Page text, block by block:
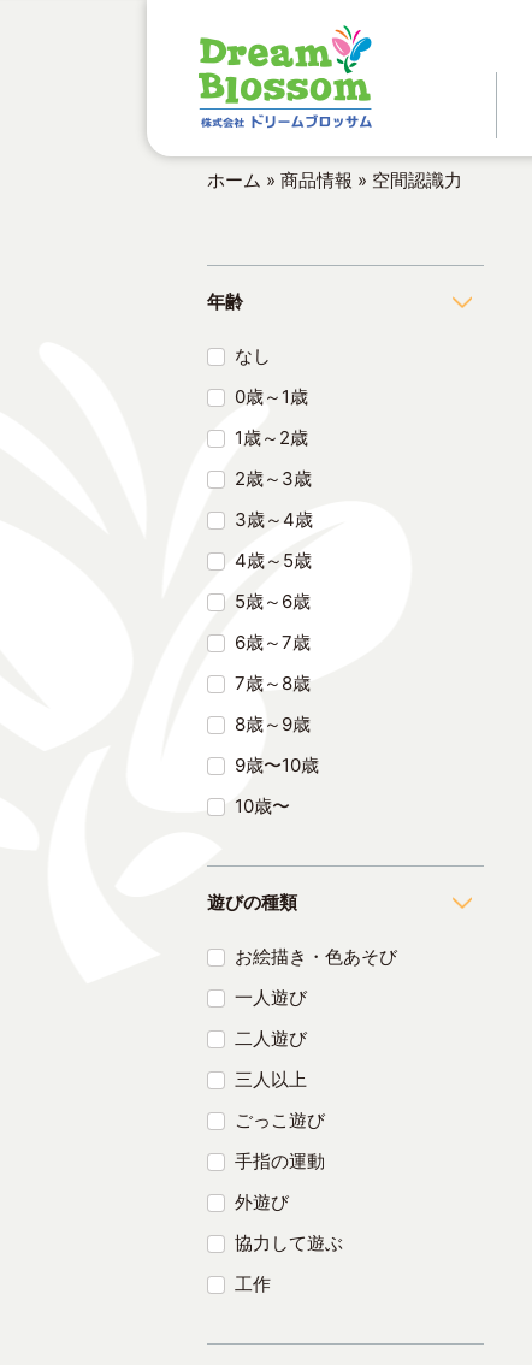
ホーム » 商品情報 » 空間認識力
年齢
なし
0歳～1歳
1歳～2歳
2歳～3歳
3歳～4歳
4歳～5歳
5歳～6歳
6歳～7歳
7歳～8歳
8歳～9歳
9歳〜10歳
10歳〜
遊びの種類
お絵描き・色あそび
一人遊び
二人遊び
三人以上
ごっこ遊び
手指の運動
外遊び
協力して遊ぶ
工作